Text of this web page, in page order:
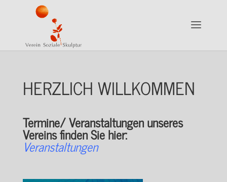
HERZLICH WILLKOMMEN
Termine/ Veranstaltungen unseres
Vereins finden Sie hier:
Veranstaltungen